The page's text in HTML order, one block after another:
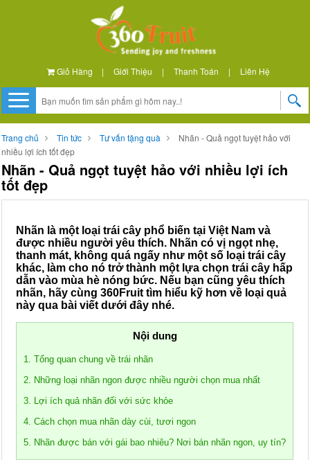
Giỏ Hàng | Giới Thiệu | Thanh Toán | Liên Hệ
Trang chủ Tin tức Tư vấn tặng quà
Nhãn - Quả ngọt tuyệt hảo với
nhiều lợi ích tốt đẹp
Nhãn - Quả ngọt tuyệt hảo với nhiều lợi ích
tốt đẹp
Nhãn là một loại trái cây phổ biến tại Việt Nam và
được nhiều người yêu thích. Nhãn có vị ngọt nhẹ,
thanh mát, không quá ngấy như một số loại trái cây
khác, làm cho nó trở thành một lựa chọn trái cây hấp
dẫn vào mùa hè nóng bức. Nếu bạn cũng yêu thích
nhãn, hãy cùng 360Fruit tìm hiểu kỹ hơn về loại quả
này qua bài viết dưới đây nhé.
Nội dung
1. Tổng quan chung về trái nhãn
2. Những loại nhãn ngon được nhiều người chọn mua nhất
3. Lợi ích quả nhãn đối với sức khỏe
4. Cách chọn mua nhãn dày cùi, tươi ngon
5. Nhãn được bán với gái bao nhiêu? Nơi bán nhãn ngon, uy tín?